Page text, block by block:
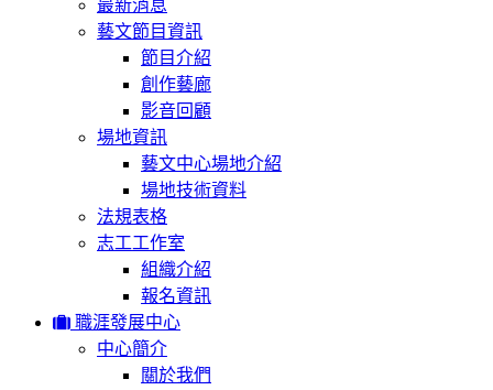
最新消息
藝文節目資訊
節目介紹
創作藝廊
影音回顧
場地資訊
藝文中心場地介紹
場地技術資料
法規表格
志工工作室
組織介紹
報名資訊
職涯發展中心
中心簡介
關於我們